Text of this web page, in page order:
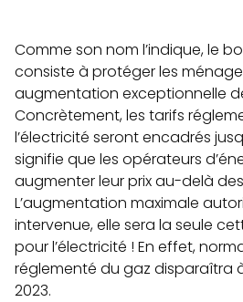
Comme son nom l’indique, le
consiste à protéger les
augmentation exceptionnelle
Concrètement, les tarifs
l’électricité seront encadrés
signifie que les opérateurs
augmenter leur prix au-delà des
L’augmentation maximale
intervenue, elle sera la seule
pour l’électricité ! En effet,
réglementé du gaz disparaîtra
2023.